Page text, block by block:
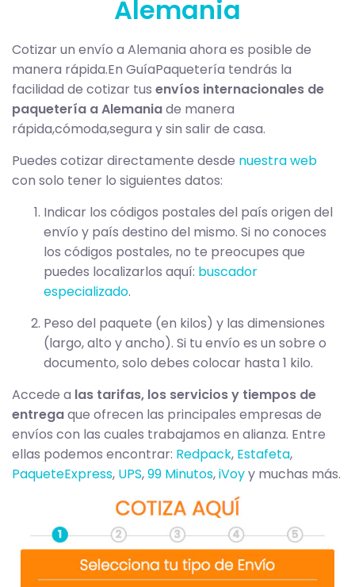
Alemania
Cotizar un envío a Alemania ahora es posible de
manera rápida.En GuíaPaquetería tendrás la
facilidad de cotizar tus envíos internacionales de
paquetería a Alemaniade manera
rápida,cómoda,segura y sin salir de casa.
Puedes cotizar directamente desde nuestra web
con solo tener lo siguientes datos:
Indicar los códigos postales del país origen del
envío y país destino del mismo. Si no conoces
los códigos postales, no te preocupes que
puedes localizarlos aquí: buscador
especializado.
Peso del paquete (en kilos) y las dimensiones
(largo, alto y ancho). Si tu envío es un sobre o
documento, solo debes colocar hasta 1 kilo.
Accede a las tarifas, los servicios y tiempos de
entregaque ofrecen las principales empresas de
envíos con las cuales trabajamos en alianza. Entre
ellas podemos encontrar: Redpack, Estafeta,
PaqueteExpress, UPS,99 Minutos,iVoyy muchas más.